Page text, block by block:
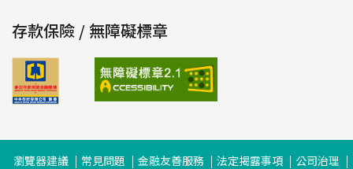
存款保險 / 無障礙標章
瀏覽器建議 常見問題 金融友善服務 法定揭露事項 公司治理